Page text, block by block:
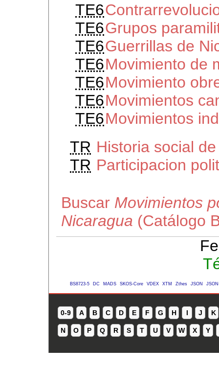
TE6
TE6Grupos
TE6Guerrillas de
TE6Movimiento de
TE6Movimiento
TE6Movimientos
TE6Movimientos
TR Historia social
TR Participacion
Buscar Movimientos
Nicaragua (Catálogo
BS8723-5 DC MADS SKOS-Core VDEX XTM Zthes JSON
0-9 A B C D E F G H I J K
N O P Q R S T U V W X Y